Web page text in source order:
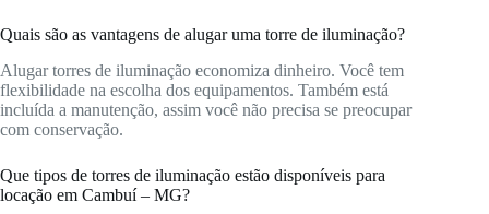
Quais são as vantagens de alugar uma torre de iluminação?
Alugar torres de iluminação economiza dinheiro. Você tem
flexibilidade na escolha dos equipamentos. Também está
incluída a manutenção, assim você não precisa se preocupar
com conservação.
Que tipos de torres de iluminação estão disponíveis para
locação em Cambuí – MG?